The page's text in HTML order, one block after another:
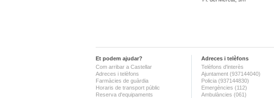
Et podem ajudar?
Com arribar a Castellar
Adreces i telèfons
Farmàcies de guàrdia
Horaris de transport públic
Reserva d'equipaments
Adreces i telèfons
Telèfons d'interès
Ajuntament (937144040)
Policia (937144830)
Emergències (112)
Ambulàncies (061)